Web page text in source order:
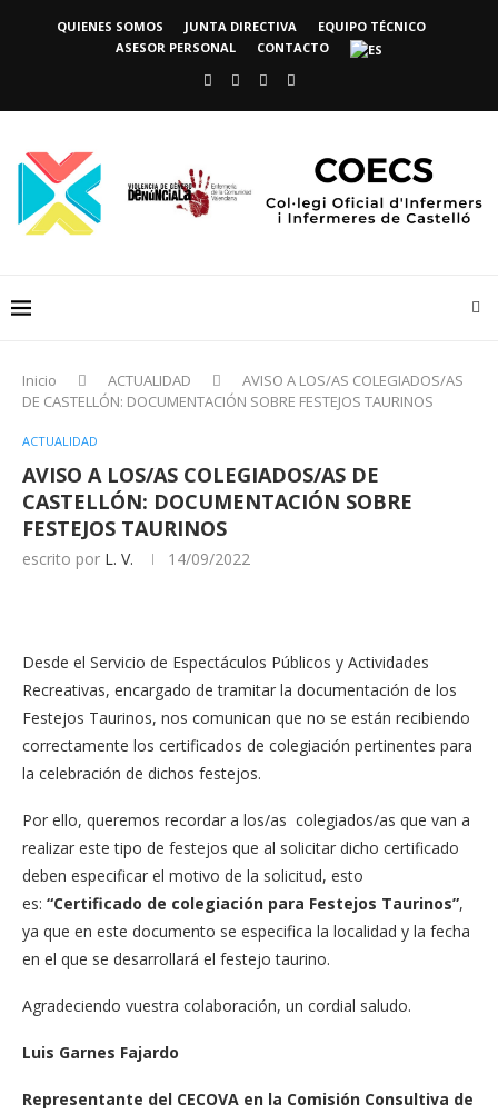
QUIENES SOMOS JUNTA DIRECTIVA
EQUIPO TÉCNICO
ASESOR PERSONAL
CONTACTO
Inicio ACTUALIDAD
AVISO A LOS/AS COLEGIADOS/AS
DE CASTELLÓN: DOCUMENTACIÓN SOBRE FESTEJOS TAURINOS
ACTUALIDAD
AVISO A LOS/AS COLEGIADOS/AS DE
CASTELLÓN: DOCUMENTACIÓN SOBRE
FESTEJOS TAURINOS
escrito por L. V. 14/09/2022
Desde el Servicio de Espectáculos Públicos y Actividades
Recreativas, encargado de tramitar la documentación de los
Festejos Taurinos, nos comunican que no se están recibiendo
correctamente los certificados de colegiación pertinentes para
la celebración de dichos festejos.
Por ello, queremos recordar a los/as colegiados/as que van a
realizar este tipo de festejos que al solicitar dicho certificado
deben especificar el motivo de la solicitud, esto
es: “Certificado de colegiación para Festejos Taurinos”,
ya que en este documento se especifica la localidad y la fecha
en el que se desarrollará el festejo taurino.
Agradeciendo vuestra colaboración, un cordial saludo.
Luis Garnes Fajardo
Representante del CECOVA en la Comisión Consultiva de